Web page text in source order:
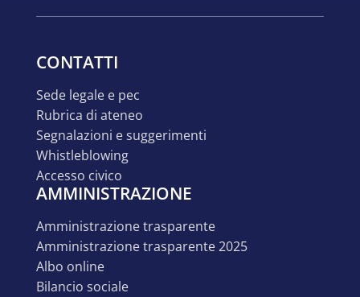
CONTATTI
sede legale e pec
rubrica di ateneo
segnalazioni e suggerimenti
whistleblowing
accesso civico
AMMINISTRAZIONE
amministrazione trasparente
amministrazione trasparente 2025
albo online
bilancio sociale